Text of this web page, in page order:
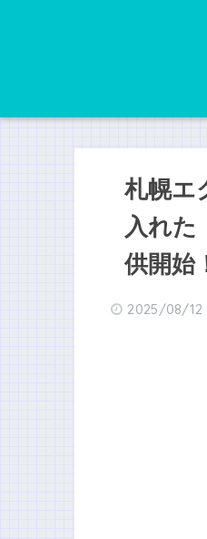
札幌エ
入れた
供開始
2025/08/12